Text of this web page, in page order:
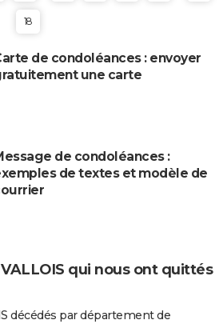
18
de condoléances : envoyer
une carte
de condoléances :
de textes et modèle de
qui nous ont quittés
décédés par département de